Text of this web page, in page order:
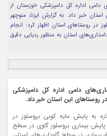
اداره کل دامپزشکی خوزستان از
خبر داد. به گزارش ایزنا، منوچهر
در روستاهای استان اظهار کرد: انجام
استان به منظور ردیابی دقیق
دامی اداره کل دامپزشکی
روستاهای این استان خبر داد.
به پایش مایه‌ کوبی بروسلوز در
پایش بیماری بروسلوز گاوی در سطح